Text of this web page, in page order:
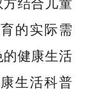
结合儿童
的实际需
健康生活
生活科普